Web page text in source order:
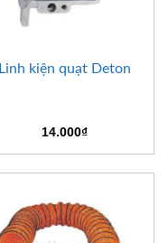
Linh kiện quạt Deton
14.000₫